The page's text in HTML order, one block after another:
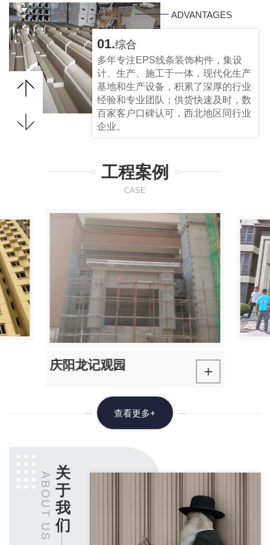
ADVANTAGES
01.综合
多年专注EPS线条装饰构件，集设
计、生产、施工于一体，现代化生产
基地和生产设备，积累了深厚的行业
经验和专业团队；供货快速及时，数
百家客户口碑认可，西北地区同行业
企业。
工程案例
CASE
庆阳龙记观园 +
查看更多+
关
于
我
们